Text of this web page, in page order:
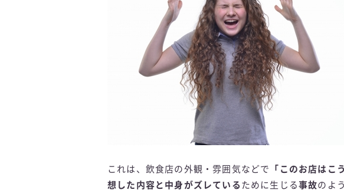
これは、飲食店の外観・雰囲気などで 「このお店はこ
想した内容と中身がズレている ために生じる事故のよ